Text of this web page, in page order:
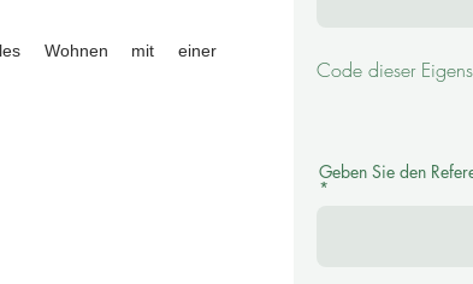
Wohnen mit einer
Code dieser
Geben Sie den